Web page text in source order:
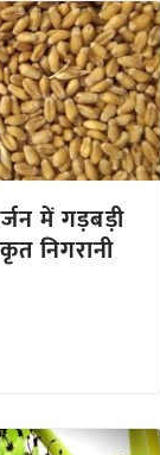
में गड़बड़ी
निगरानी